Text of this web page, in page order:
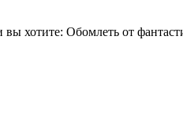
хотите: Обомлеть от